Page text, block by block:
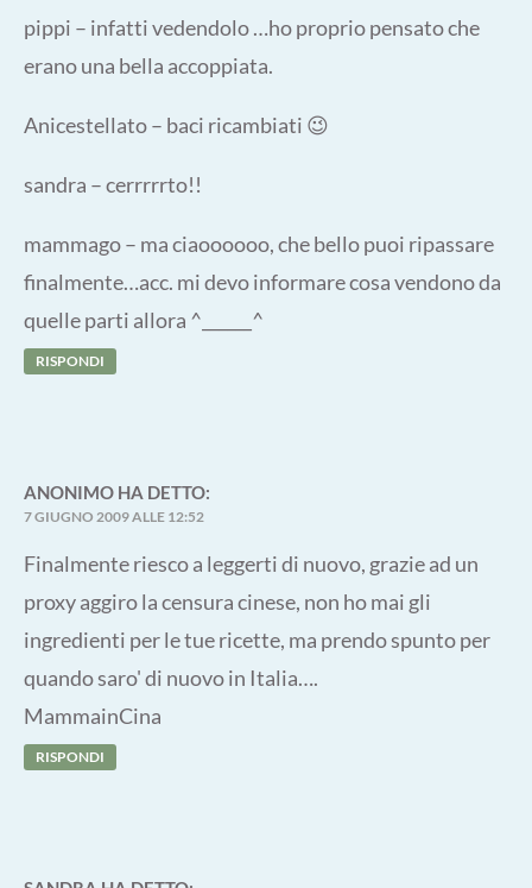
pippi – infatti vedendolo …ho proprio pensato che
erano una bella accoppiata.
Anicestellato – baci ricambiati 😉
sandra – cerrrrrto!!
mammago – ma ciaoooooo, che bello puoi ripassare
finalmente…acc. mi devo informare cosa vendono da
quelle parti allora ^______^
RISPONDI
ANONIMO HA DETTO:
7 GIUGNO 2009 ALLE 12:52
Finalmente riesco a leggerti di nuovo, grazie ad un
proxy aggiro la censura cinese, non ho mai gli
ingredienti per le tue ricette, ma prendo spunto per
quando saro' di nuovo in Italia….
MammainCina
RISPONDI